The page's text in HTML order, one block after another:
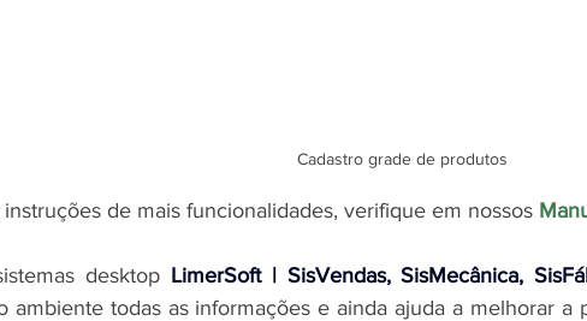
Cadastro grade de produtos
instruções de mais funcionalidades, verifique em nossos
desktop LimerSoft | SisVendas, SisMecânica,
ambiente todas as informações e ainda ajuda a melhorar a